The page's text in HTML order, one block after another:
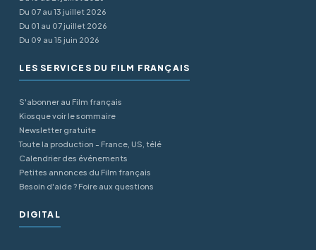
Du 07 au 13 juillet 2026
Du 01 au 07 juillet 2026
Du 09 au 15 juin 2026
LES SERVICES DU FILM FRANÇAIS
S'abonner au Film français
Kiosque voir le sommaire
Newsletter gratuite
Toute la production - France, US, télé
Calendrier des événements
Petites annonces du Film français
Besoin d'aide ? Foire aux questions
DIGITAL